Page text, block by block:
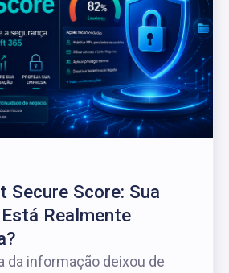
Secure Score: Sua
Realmente
da informação deixou de